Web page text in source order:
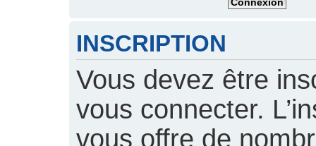
INSCRIPTION
Vous devez être
vous connecter.
vous offre de